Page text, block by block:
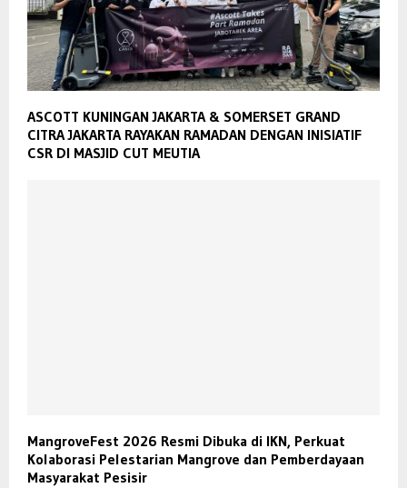
ASCOTT KUNINGAN JAKARTA & SOMERSET GRAND
CITRA JAKARTA RAYAKAN RAMADAN DENGAN INISIATIF
CSR DI MASJID CUT MEUTIA
MangroveFest 2026 Resmi Dibuka di IKN, Perkuat
Kolaborasi Pelestarian Mangrove dan Pemberdayaan
Masyarakat Pesisir